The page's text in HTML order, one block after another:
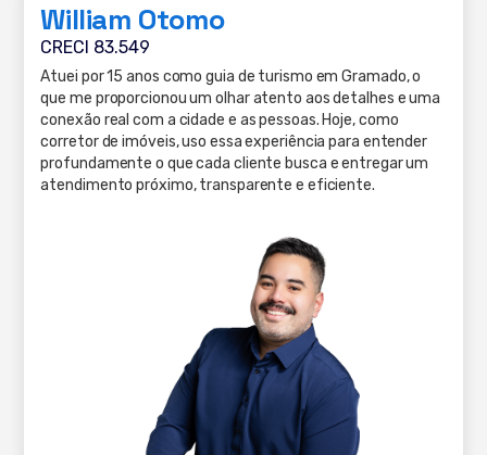
William Otomo
CRECI 83.549
Atuei por 15 anos como guia de turismo em Gramado, o
que me proporcionou um olhar atento aos detalhes e uma
conexão real com a cidade e as pessoas. Hoje, como
corretor de imóveis, uso essa experiência para entender
profundamente o que cada cliente busca e entregar um
atendimento próximo, transparente e eficiente.